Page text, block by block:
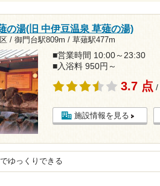
湯(旧 中伊豆温泉 草薙の湯)
/ 御門台駅809m / 草薙駅477m
■営業時間 10:00～23:30
■入浴料 950円～
3.7 点 /
施設情報を見る
ゆっくりできる